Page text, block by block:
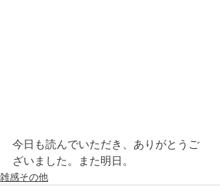
今日も読んでいただき、ありがとうご
ざいました。また明日。
雑感その他